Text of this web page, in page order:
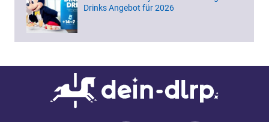
Drinks Angebot für 2026